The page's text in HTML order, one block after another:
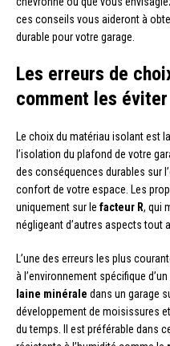
ces conseils vous aideront à
durable pour votre garage.
Les erreurs de
comment les éviter
Le choix du matériau isolant est
l’isolation du plafond de votre
des conséquences durables sur
confort de votre espace. Les
uniquement sur le facteur R, qui
négligeant d’autres aspects tout
L’une des erreurs les plus
à l’environnement spécifique
laine minérale dans un garage
développement de moisissures
du temps. Il est préférable dans